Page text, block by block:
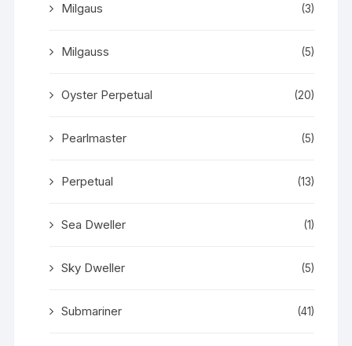
Milgaus (3)
Milgauss (5)
Oyster Perpetual (20)
Pearlmaster (5)
Perpetual (13)
Sea Dweller (1)
Sky Dweller (5)
Submariner (41)